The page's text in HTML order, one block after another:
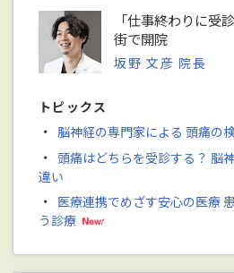
「仕事終わりに受
街で開院
坂野 文彦 院長
トピックス
・ 脳神経の専門家による 頭痛の
・ 頭痛はどちらを受診する？ 脳
違い
・ 医療連携でめざす安心の医療
う診療